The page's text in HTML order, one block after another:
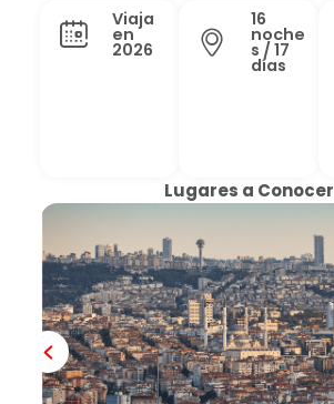
Viaja
en
2026
16
noche
s / 17
días
Lugares a Conocer